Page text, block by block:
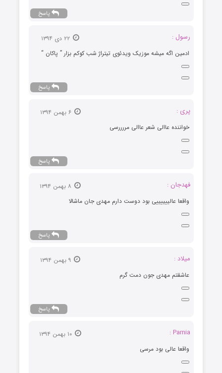
پاسخ
رسول :
ادمین اگه میشه موزیک ویدئوی تیتراژ شب کوکم بزار ” پاکان “
پاسخ
پری :
۶ بهمن ۱۳۹۴
خواننده عاالی شعر عاالی مررررسی
پاسخ
فهدجان :
واقعا عالییییییی بود دوست دارم مهدی جان ماشالا
پاسخ
میلاد :
عاشقتم مهدی جون دمت گرم
پاسخ
Parnia :
واقعا عالی بود مرسی